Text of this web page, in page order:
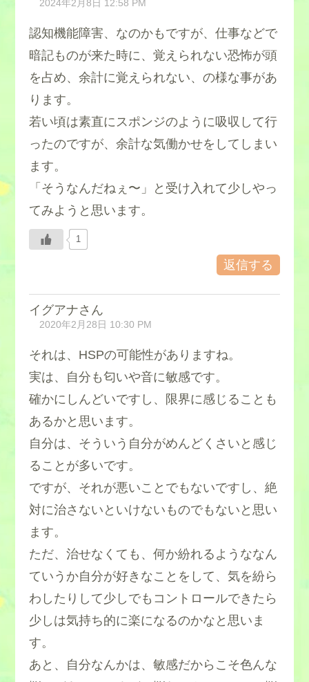
2024年2月8日 12:58 PM
認知機能障害、なのかもですが、仕事などで
暗記ものが来た時に、覚えられない恐怖が頭
を占め、余計に覚えられない、の様な事があ
ります。
若い頃は素直にスポンジのように吸収して行
ったのですが、余計な気働かせをしてしまい
ます。
「そうなんだねぇ〜」と受け入れて少しやっ
てみようと思います。
1
返信する
イグアナさん
2020年2月28日 10:30 PM
それは、HSPの可能性がありますね。
実は、自分も匂いや音に敏感です。
確かにしんどいですし、限界に感じることも
あるかと思います。
自分は、そういう自分がめんどくさいと感じ
ることが多いです。
ですが、それが悪いことでもないですし、絶
対に治さないといけないものでもないと思い
ます。
ただ、治せなくても、何か紛れるようななん
ていうか自分が好きなことをして、気を紛ら
わしたりして少しでもコントロールできたら
少しは気持ち的に楽になるのかなと思いま
す。
あと、自分なんかは、敏感だからこそ色んな